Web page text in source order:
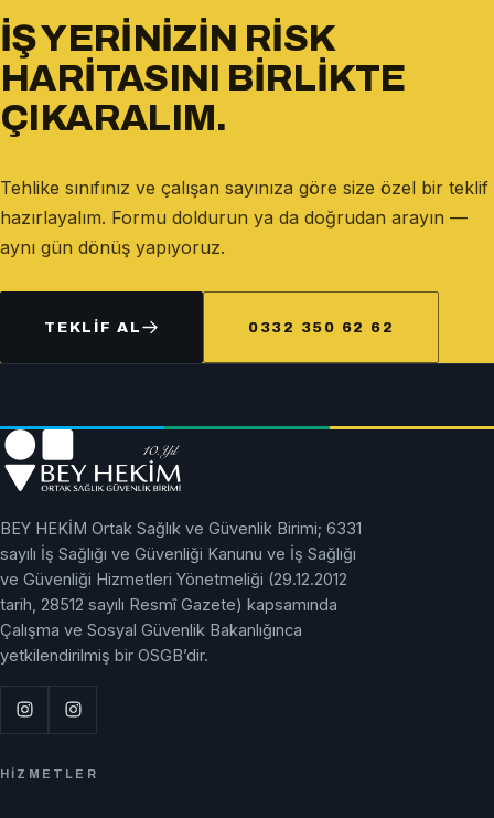
İŞ YERINIZIN RISK
HARITASINI BIRLIKTE
ÇIKARALIM.
Tehlike sınıfınız ve çalışan sayınıza göre size özel bir teklif
hazırlayalım. Formu doldurun ya da doğrudan arayın —
aynı gün dönüş yapıyoruz.
TEKLIF AL 0332 350 62 62
BEY HEKİM Ortak Sağlık ve Güvenlik Birimi; 6331
sayılı İş Sağlığı ve Güvenliği Kanunu ve İş Sağlığı
ve Güvenliği Hizmetleri Yönetmeliği (29.12.2012
tarih, 28512 sayılı Resmî Gazete) kapsamında
Çalışma ve Sosyal Güvenlik Bakanlığınca
yetkilendirilmiş bir OSGB’dir.
HIZMETLER